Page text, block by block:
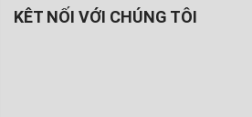
KÊT NỐI VỚI CHÚNG TÔI